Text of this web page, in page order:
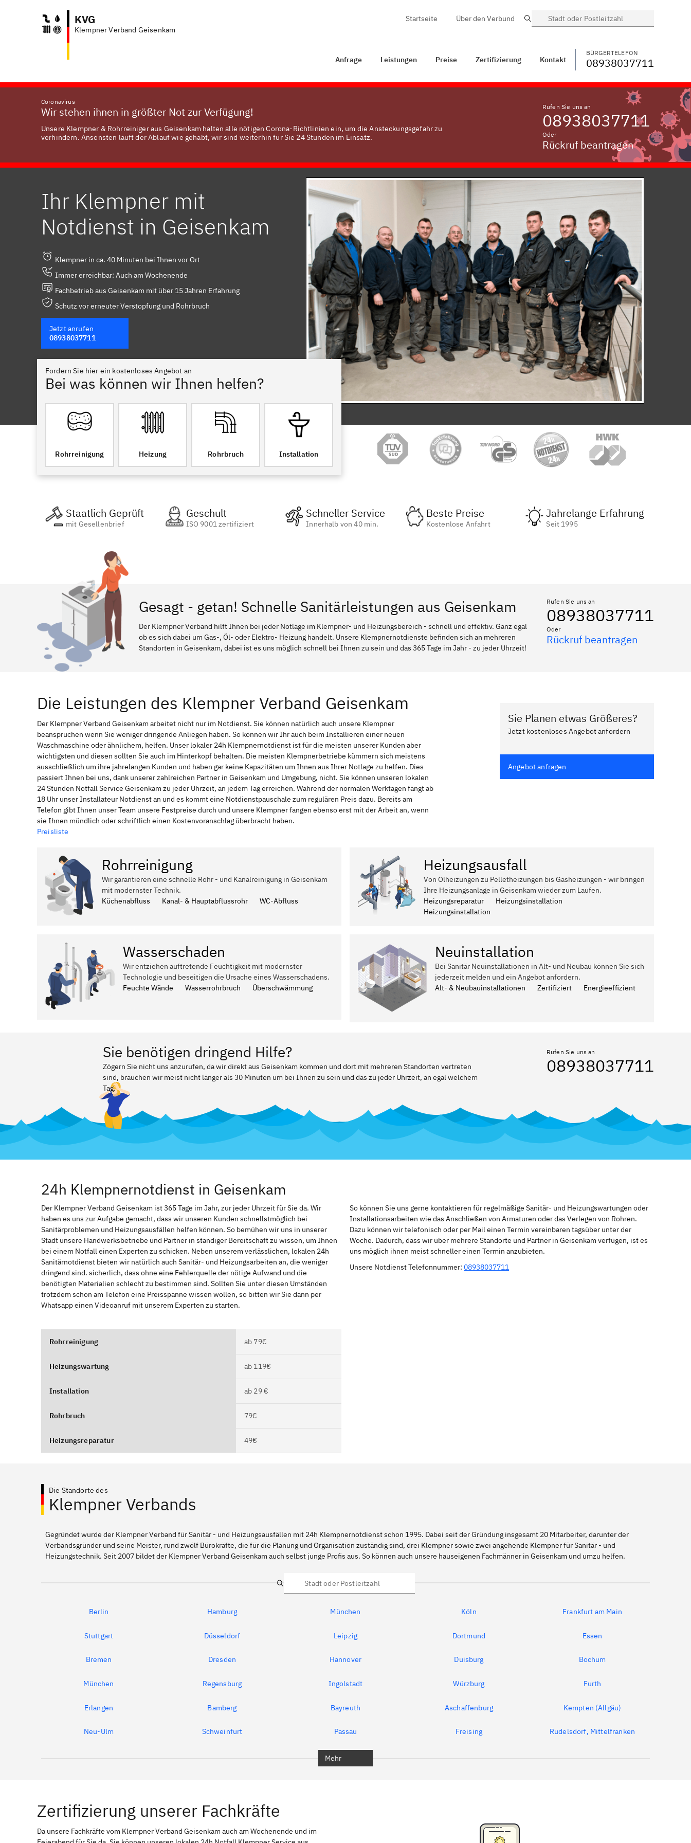
KVG
Klempner Verband Geisenkam
BÜRGERTELEFON WECHSELN
Startseite Über den Verbund Suche
Anfrage Leistungen Preise Zertifizierung Kontakt
BÜRGERTELEFON
08938037711
Coronavirus
Wir stehen ihnen in größter Not zur Verfügung!
Unsere Klempner & Rohrreiniger aus Geisenkam halten alle nötigen Corona-Richtlinien ein, um die Ansteckungsgefahr zu
verhindern. Ansonsten läuft der Ablauf wie gehabt, wir sind weiterhin für Sie 24 Stunden im Einsatz.
Rufen Sie uns an
08938037711
Oder
Rückruf beantragen
Ihr Klempner mit
Notdienst in Geisenkam
Klempner in ca. 40 Minuten bei Ihnen vor Ort
Immer erreichbar: Auch am Wochenende
Fachbetrieb aus Geisenkam mit über 15 Jahren Erfahrung
Schutz vor erneuter Verstopfung und Rohrbruch
Jetzt anrufen
08938037711
Fordern Sie hier ein kostenloses Angebot an
Bei was können wir Ihnen helfen?
Rohrreinigung Heizung Rohrbruch Installation
Staatlich Geprüft
mit Gesellenbrief
Geschult
ISO 9001 zertifiziert
Schneller Service
Innerhalb von 40 min.
Beste Preise
Kostenlose Anfahrt
Jahrelange Erfahrung
Seit 1995
Gesagt - getan! Schnelle Sanitärleistungen aus Geisenkam
Der Klempner Verband hilft Ihnen bei jeder Notlage im Klempner- und Heizungsbereich - schnell und effektiv. Ganz egal
ob es sich dabei um Gas-, Öl- oder Elektro- Heizung handelt. Unsere Klempnernotdienste befinden sich an mehreren
Standorten in Geisenkam, dabei ist es uns möglich schnell bei Ihnen zu sein und das 365 Tage im Jahr - zu jeder Uhrzeit!
Rufen Sie uns an
08938037711
Oder
Rückruf beantragen
Die Leistungen des Klempner Verband Geisenkam
Der Klempner Verband Geisenkam arbeitet nicht nur im Notdienst. Sie können natürlich auch unsere Klempner
beanspruchen wenn Sie weniger dringende Anliegen haben. So können wir Ihr auch beim Installieren einer neuen
Waschmaschine oder ähnlichem, helfen. Unser lokaler 24h Klempnernotdienst ist für die meisten unserer Kunden aber
wichtigsten und diesen sollten Sie auch im Hinterkopf behalten. Die meisten Klempnerbetriebe kümmern sich meistens
ausschließlich um ihre jahrelangen Kunden und haben gar keine Kapazitäten um Ihnen aus Ihrer Notlage zu helfen. Dies
passiert Ihnen bei uns, dank unserer zahlreichen Partner in Geisenkam und Umgebung, nicht. Sie können unseren lokalen
24 Stunden Notfall Service Geisenkam zu jeder Uhrzeit, an jedem Tag erreichen. Während der normalen Werktagen fängt ab
18 Uhr unser Installateur Notdienst an und es kommt eine Notdienstpauschale zum regulären Preis dazu. Bereits am
Telefon gibt Ihnen unser Team unsere Festpreise durch und unsere Klempner fangen ebenso erst mit der Arbeit an, wenn
sie Ihnen mündlich oder schriftlich einen Kostenvoranschlag überbracht haben.
Preisliste
Sie Planen etwas Größeres?
Jetzt kostenloses Angebot anfordern
Angebot anfragen
Rohrreinigung
Wir garantieren eine schnelle Rohr - und Kanalreinigung in Geisenkam
mit modernster Technik.
Küchenabfluss
Kanal- & Hauptabflussrohr WC-Abfluss
Heizungsausfall
Von Ölheizungen zu Pelletheizungen bis Gasheizungen - wir bringen
Ihre Heizungsanlage in Geisenkam wieder zum Laufen.
Heizungsreparatur
Heizungsinstallation
Heizungsinstallation
Wasserschaden
Wir entziehen auftretende Feuchtigkeit mit modernster
Technologie und beseitigen die Ursache eines Wasserschadens.
Feuchte Wände
Wasserrohrbruch Überschwämmung
Neuinstallation
Bei Sanitär Neuinstallationen in Alt- und Neubau können Sie sich
jederzeit melden und ein Angebot anfordern.
Alt- & Neubauinstallationen
Zertifiziert Energieeffizient
Sie benötigen dringend Hilfe?
Zögern Sie nicht uns anzurufen, da wir direkt aus Geisenkam kommen und dort mit mehreren Standorten vertreten
sind, brauchen wir meist nicht länger als 30 Minuten um bei Ihnen zu sein und das zu jeder Uhrzeit, an egal welchem
Tag.
Rufen Sie uns an
08938037711
24h Klempnernotdienst in Geisenkam
Der Klempner Verband Geisenkam ist 365 Tage im Jahr, zur jeder Uhrzeit für Sie da. Wir
haben es uns zur Aufgabe gemacht, dass wir unseren Kunden schnellstmöglich bei
Sanitärproblemen und Heizungsausfällen helfen können. So bemühen wir uns in unserer
Stadt unsere Handwerksbetriebe und Partner in ständiger Bereitschaft zu wissen, um Ihnen
bei einem Notfall einen Experten zu schicken. Neben unserem verlässlichen, lokalen 24h
Sanitärnotdienst bieten wir natürlich auch Sanitär- und Heizungsarbeiten an, die weniger
dringend sind. sicherlich, dass ohne eine Fehlerquelle der nötige Aufwand und die
benötigten Materialien schlecht zu bestimmen sind. Sollten Sie unter diesen Umständen
trotzdem schon am Telefon eine Preisspanne wissen wollen, so bitten wir Sie dann per
Whatsapp einen Videoanruf mit unserem Experten zu starten.
So können Sie uns gerne kontaktieren für regelmäßige Sanitär- und Heizungswartungen oder
Installationsarbeiten wie das Anschließen von Armaturen oder das Verlegen von Rohren.
Dazu können wir telefonisch oder per Mail einen Termin vereinbaren tagsüber unter der
Woche. Dadurch, dass wir über mehrere Standorte und Partner in Geisenkam verfügen, ist es
uns möglich ihnen meist schneller einen Termin anzubieten.
Unsere Notdienst Telefonnummer: 08938037711
Rohrreinigung ab 79€
Heizungswartung ab 119€
Installation ab 29 €
Rohrbruch 79€
Heizungsreparatur 49€
Die Standorte des
Klempner Verbands
Gegründet wurde der Klempner Verband für Sanitär - und Heizungsausfällen mit 24h Klempnernotdienst schon 1995. Dabei seit der Gründung insgesamt 20 Mitarbeiter, darunter der
Verbandsgründer und seine Meister, rund zwölf Bürokräfte, die für die Planung und Organisation zuständig sind, drei Klempner sowie zwei angehende Klempner für Sanitär - und
Heizungstechnik. Seit 2007 bildet der Klempner Verband Geisenkam auch selbst junge Profis aus. So können auch unsere hauseigenen Fachmänner in Geisenkam und umzu helfen.
Suche
Berlin Hamburg München Köln Frankfurt am Main
Stuttgart Düsseldorf Leipzig Dortmund Essen
Bremen Dresden Hannover Duisburg Bochum
München Regensburg Ingolstadt Würzburg Furth
Erlangen Bamberg Bayreuth Aschaffenburg Kempten (Allgäu)
Neu-Ulm Schweinfurt Passau Freising Rudelsdorf, Mittelfranken
Mehr
Zertifizierung unserer Fachkräfte
Da unsere Fachkräfte vom Klempner Verband Geisenkam auch am Wochenende und im